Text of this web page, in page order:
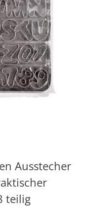
Ausstecher
teilig